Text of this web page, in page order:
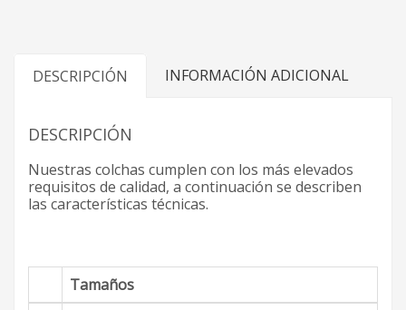
DESCRIPCIÓN INFORMACIÓN ADICIONAL
DESCRIPCIÓN
Nuestras colchas cumplen con los más elevados
requisitos de calidad, a continuación se describen
las características técnicas.
Tamaños